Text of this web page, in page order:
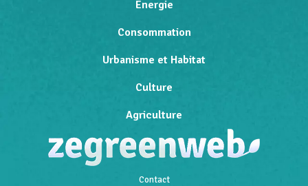
Energie
Consommation
Urbanisme et Habitat
Culture
Agriculture
Contact